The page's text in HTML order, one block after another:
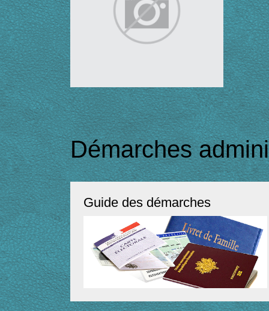
Démarches
Guide des démarches